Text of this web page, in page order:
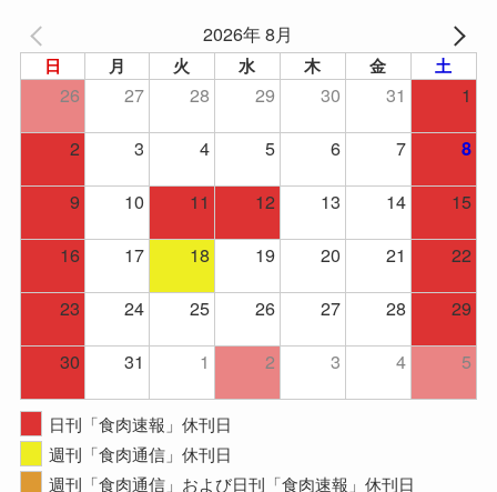
2026年 8月
日 月 火 水 木 金 土
26 27 28 29 30 31
1
2
3 4 5 6 7 8
9 10 11 12 13 14
15
16
17 18 19 20 21
22
23
24 25 26 27 28
29
30
31 1 2 3 4 5
日刊「食肉速報」休刊日
週刊「食肉通信」休刊日
週刊「食肉通信」および日刊「食肉速報」休刊日